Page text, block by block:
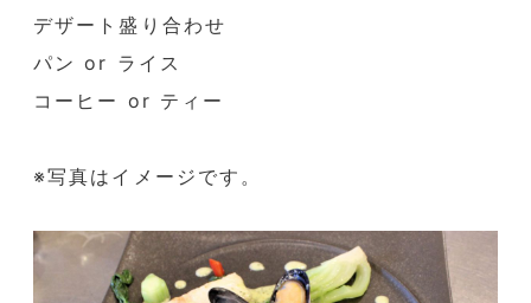
デザート盛り合わせ
パン or ライス
コーヒー or ティー
※写真はイメージです。